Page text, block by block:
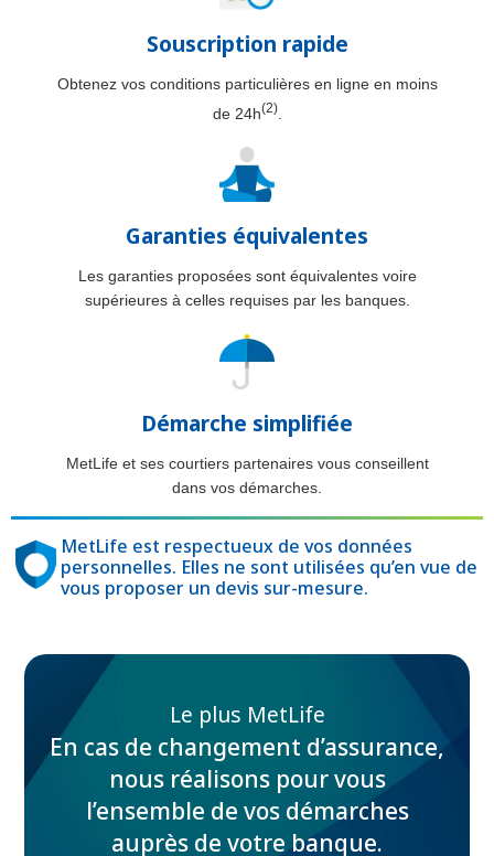
Souscription rapide
Obtenez vos conditions particulières en ligne en moins
de 24h(2).
Garanties équivalentes
Les garanties proposées sont équivalentes voire
supérieures à celles requises par les banques.
Démarche simplifiée
MetLife et ses courtiers partenaires vous conseillent
dans vos démarches.
MetLife est respectueux de vos données
personnelles. Elles ne sont utilisées qu’en vue de
vous proposer un devis sur-mesure.
Le plus MetLife
En cas de changement d’assurance,
nous réalisons pour vous
l’ensemble de vos démarches
auprès de votre banque.